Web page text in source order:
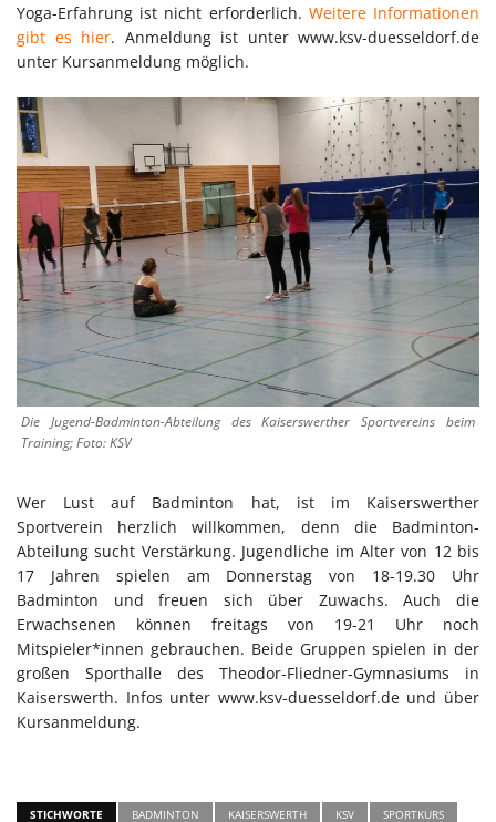
Yoga-Erfahrung ist nicht erforderlich. Weitere Informationen
gibt es hier. Anmeldung ist unter www.ksv-duesseldorf.de
unter Kursanmeldung möglich.
Die Jugend-Badminton-Abteilung des Kaiserswerther Sportvereins beim
Training; Foto: KSV
Wer Lust auf Badminton hat, ist im Kaiserswerther
Sportverein herzlich willkommen, denn die Badminton-
Abteilung sucht Verstärkung. Jugendliche im Alter von 12 bis
17 Jahren spielen am Donnerstag von 18-19.30 Uhr
Badminton und freuen sich über Zuwachs. Auch die
Erwachsenen können freitags von 19-21 Uhr noch
Mitspieler*innen gebrauchen. Beide Gruppen spielen in der
großen Sporthalle des Theodor-Fliedner-Gymnasiums in
Kaiserswerth. Infos unter www.ksv-duesseldorf.de und über
Kursanmeldung.
STICHWORTE BADMINTON KAISERSWERTH KSV SPORTKURS